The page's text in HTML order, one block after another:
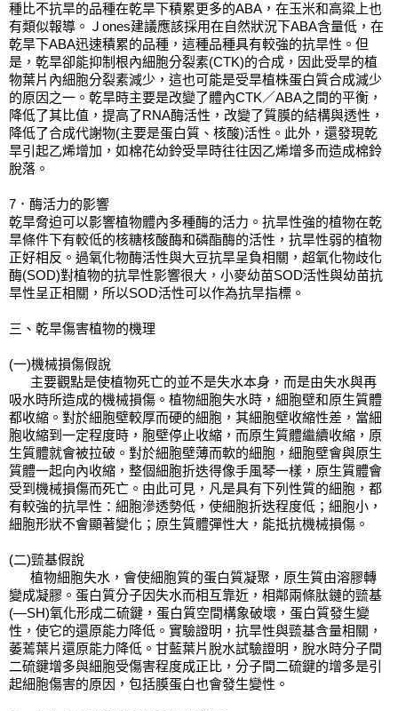
種比不抗旱的品種在乾旱下積累更多的ABA，在玉米和高粱上也
有類似報導。Ｊones建議應該採用在自然狀況下ABA含量低，在
乾旱下ABA迅速積累的品種，這種品種具有較強的抗旱性。但
是，乾旱卻能抑制根內細胞分裂素(CTK)的合成，因此受旱的植
物葉片內細胞分裂素減少，這也可能是受旱植株蛋白質合成減少
的原因之一。乾旱時主要是改變了體內CTK／ABA之間的平衡，
降低了其比值，提高了RNA酶活性，改變了質膜的結構與透性，
降低了合成代謝物(主要是蛋白質、核酸)活性。此外，還發現乾
旱引起乙烯增加，如棉花幼鈴受旱時往往因乙烯增多而造成棉鈴
脫落。
7．酶活力的影響
乾旱脅迫可以影響植物體內多種酶的活力。抗旱性強的植物在乾
旱條件下有較低的核糖核酸酶和磷酯酶的活性，抗旱性弱的植物
正好相反。過氧化物酶活性與大豆抗旱呈負相關，超氧化物歧化
酶(SOD)對植物的抗旱性影響很大，小麥幼苗SOD活性與幼苗抗
旱性呈正相關，所以SOD活性可以作為抗旱指標。
三、乾旱傷害植物的機理
(一)機械損傷假說
吸水時所造成的機械損傷。植物細胞失水時，細胞壁和原生質體
都收縮。對於細胞壁較厚而硬的細胞，其細胞壁收縮性差，當細
胞收縮到一定程度時，胞壁停止收縮，而原生質體繼續收縮，原
生質體就會被拉破。對於細胞壁薄而軟的細胞，細胞壁會與原生
質體一起向內收縮，整個細胞折迭得像手風琴一樣，原生質體會
受到機械損傷而死亡。由此可見，凡是具有下列性質的細胞，都
有較強的抗旱性：細胞滲透勢低，使細胞折迭程度低；細胞小，
細胞形狀不會顯著變化；原生質體彈性大，能抵抗機械損傷。
(二)巰基假說
變成凝膠。蛋白質分子因失水而相互靠近，相鄰兩條肽鏈的巰基
(—SH)氧化形成二硫鍵，蛋白質空間構象破壞，蛋白質發生變
性，使它的還原能力降低。實驗證明，抗旱性與巰基含量相關，
萎蔫葉片還原能力降低。甘藍葉片脫水試驗證明，脫水時分子間
二硫鍵增多與細胞受傷害程度成正比，分子間二硫鍵的增多是引
起細胞傷害的原因，包括膜蛋白也會發生變性。